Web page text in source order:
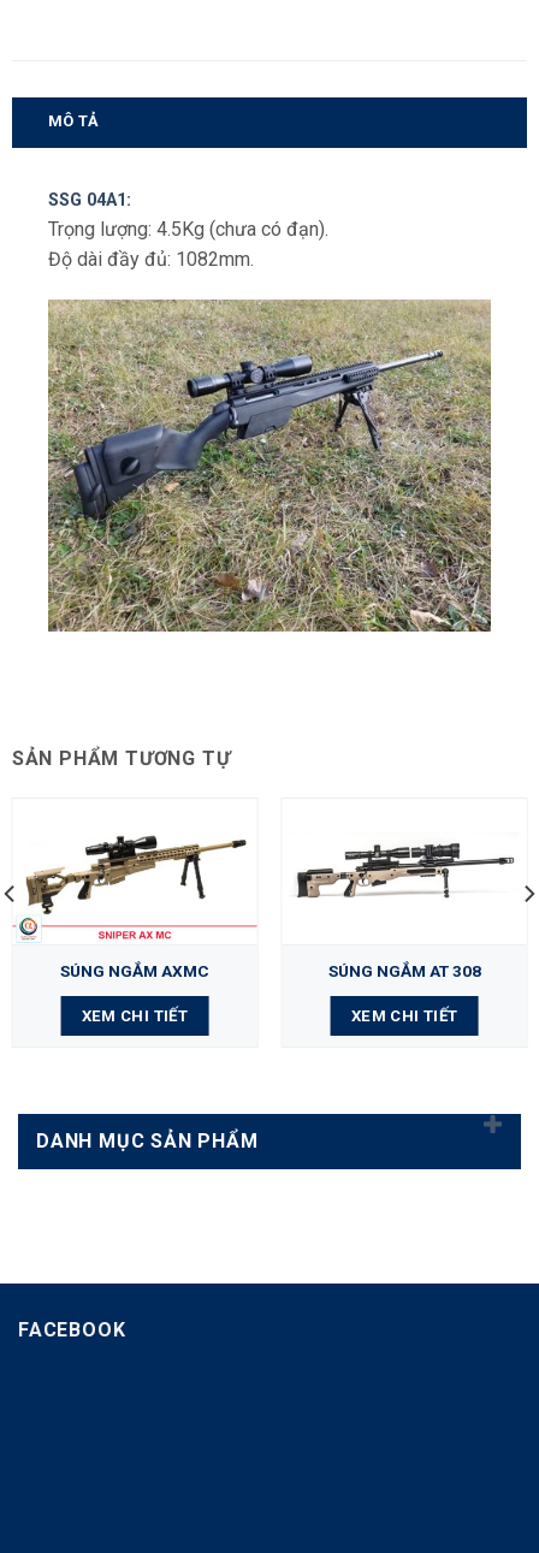
MÔ TẢ
SSG 04A1:
Trọng lượng: 4.5Kg (chưa có đạn).
Độ dài đầy đủ: 1082mm.
SẢN PHẨM TƯƠNG TỰ
SÚNG NGẮM AXMC
XEM CHI TIẾT
SÚNG NGẮM AT 308
XEM CHI TIẾT
DANH MỤC SẢN PHẨM
FACEBOOK